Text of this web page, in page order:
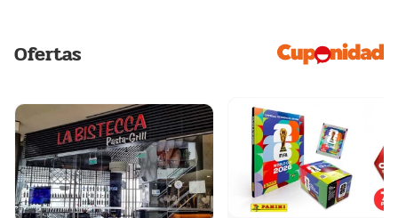
Ofertas